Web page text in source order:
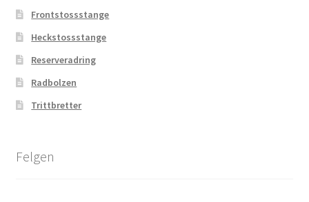
Frontstossstange
Heckstossstange
Reserveradring
Radbolzen
Trittbretter
Felgen